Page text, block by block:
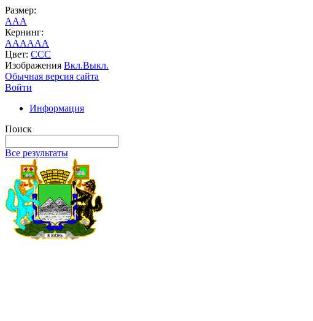
Размер:
AAA
Кернинг:
AAAAAA
Цвет: CCC
Изображения Вкл.Выкл.
Обычная версия сайта
Войти
Информация
Поиск
Все результаты